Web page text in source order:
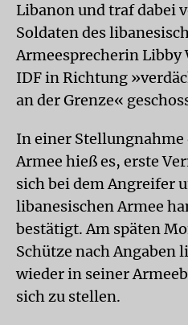
Libanon und traf dabei
Soldaten des
Armeesprecherin Libby
IDF in Richtung
an der Grenze«
In einer
Armee hieß es, erste
sich bei dem Angreifer
libanesischen Armee
bestätigt. Am späten
Schütze nach Angaben
wieder in seiner
sich zu stellen.